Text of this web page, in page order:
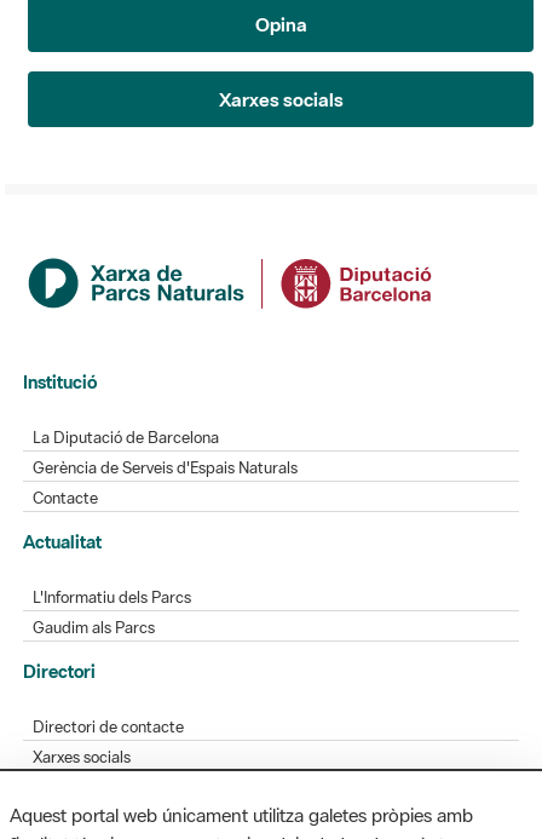
Opina
Xarxes socials
Institució
La Diputació de Barcelona
Gerència de Serveis d'Espais Naturals
Contacte
Actualitat
L'Informatiu dels Parcs
Gaudim als Parcs
Directori
Directori de contacte
Xarxes socials
Bústia de suggeriments
Aquest portal web únicament utilitza galetes pròpies amb